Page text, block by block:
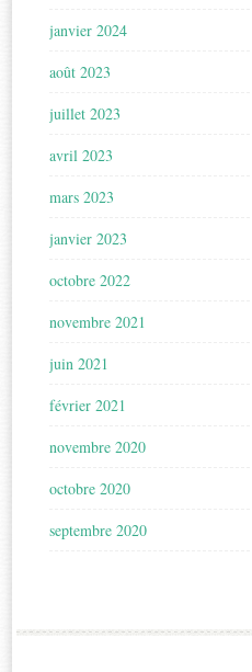
janvier 2024
août 2023
juillet 2023
avril 2023
mars 2023
janvier 2023
octobre 2022
novembre 2021
juin 2021
février 2021
novembre 2020
octobre 2020
septembre 2020